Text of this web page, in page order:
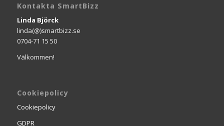
Kontakta SmartBizz
Linda Björck
linda(@)smartbizz.se
0704-71 15 50
Välkommen!
Cookiepolicy
Cookiepolicy
GDPR